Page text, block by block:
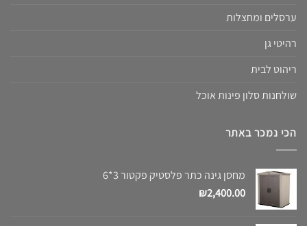
ערסלים ומחצלות
רהיטי גן
ריהוט לבית
שולחנות סלון פינות אוכל
הכי נמכר באתר
מחסן גינה כתר פלסטיק פקטור 3*6
₪2,400.00